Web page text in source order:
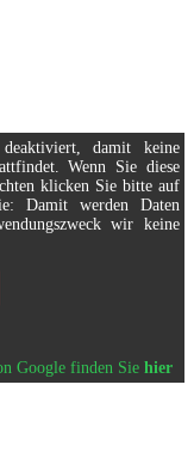
damit keine
Wenn Sie diese
klicken Sie bitte auf
Damit werden Daten
wir keine
Google finden Siehier